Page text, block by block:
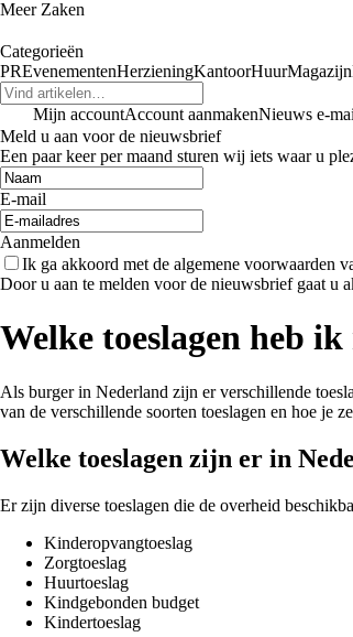
Meer Zaken
Categorieën
PREvenementenHerzieningKantoorHuurMagazijn
Mijn accountAccount aanmakenNieuws e-
Meld u aan voor de nieuwsbrief
Een paar keer per maand sturen wij iets waar u
E-mail
Aanmelden
Ik ga akkoord met de algemene voorwaarden
Door u aan te melden voor de nieuwsbrief gaat u
Welke toeslagen heb
Als burger in Nederland zijn er verschillende
van de verschillende soorten toeslagen en hoe je
Welke toeslagen zijn er in
Er zijn diverse toeslagen die de overheid
Kinderopvangtoeslag
Zorgtoeslag
Huurtoeslag
Kindgebonden budget
Kindertoeslag